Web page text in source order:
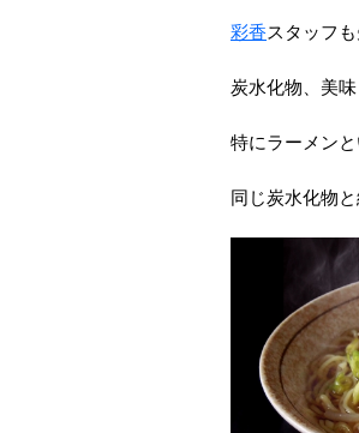
彩香スタッフ
炭水化物、美味
特にラーメン
同じ炭水化物